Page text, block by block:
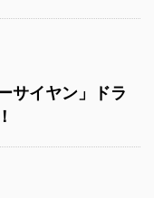
サイヤン」ドラ